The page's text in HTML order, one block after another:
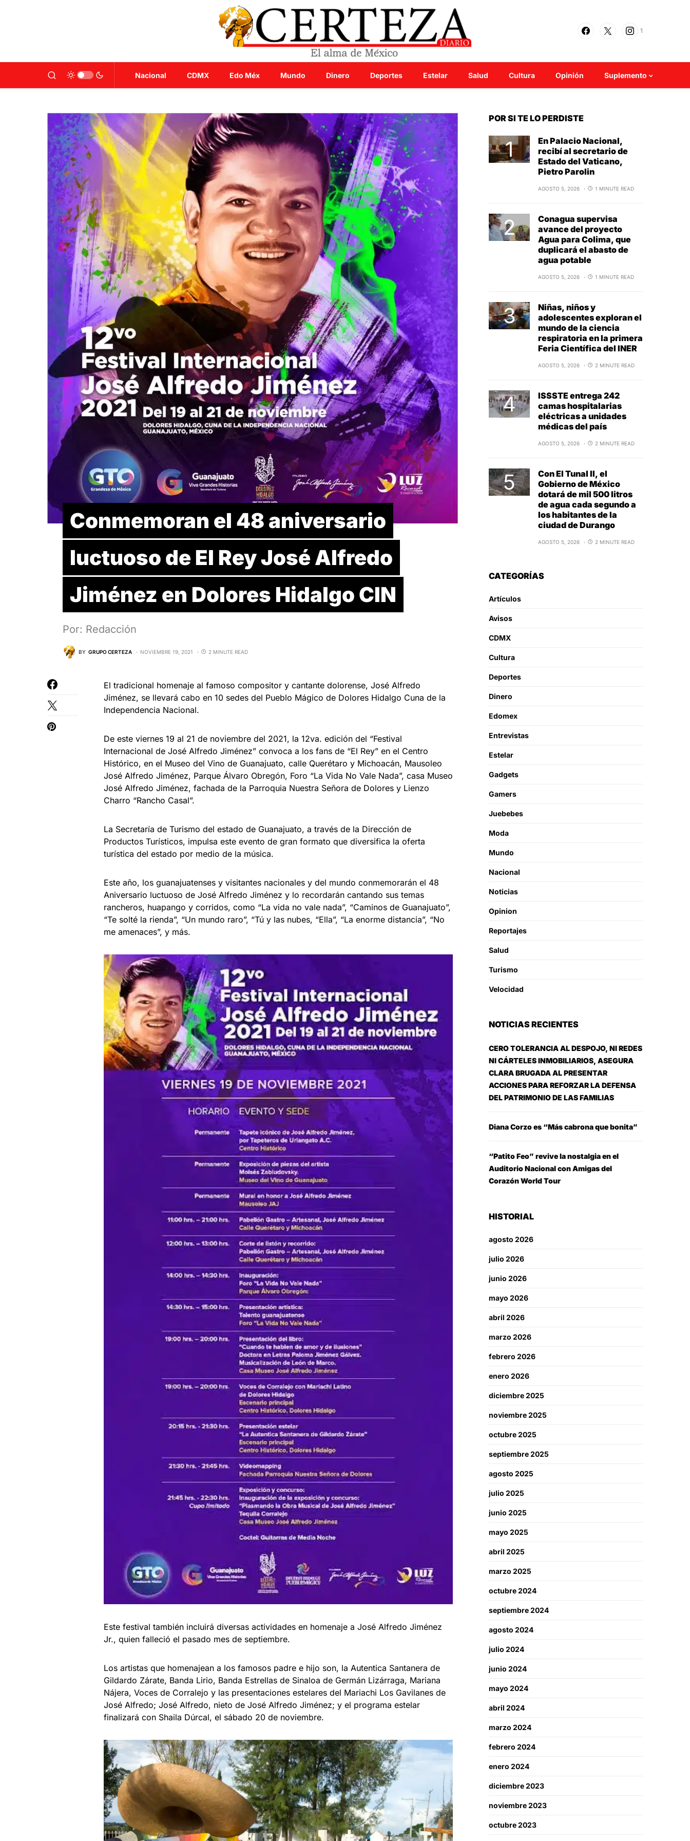
1
Nacional CDMX Edo Méx Mundo Dinero Deportes Estelar Salud Cultura Opinión Suplemento
Conmemoran el 48 aniversario
luctuoso de El Rey José Alfredo
Jiménez en Dolores Hidalgo CIN
Por: Redacción
BY GRUPO CERTEZA NOVIEMBRE 19, 2021 2 MINUTE READ
El tradicional homenaje al famoso compositor y cantante dolorense, José Alfredo
Jiménez, se llevará cabo en 10 sedes del Pueblo Mágico de Dolores Hidalgo Cuna de la
Independencia Nacional.
De este viernes 19 al 21 de noviembre del 2021, la 12va. edición del “Festival
Internacional de José Alfredo Jiménez” convoca a los fans de “El Rey” en el Centro
Histórico, en el Museo del Vino de Guanajuato, calle Querétaro y Michoacán, Mausoleo
José Alfredo Jiménez, Parque Álvaro Obregón, Foro “La Vida No Vale Nada”, casa Museo
José Alfredo Jiménez, fachada de la Parroquia Nuestra Señora de Dolores y Lienzo
Charro “Rancho Casal”.
La Secretaría de Turismo del estado de Guanajuato, a través de la Dirección de
Productos Turísticos, impulsa este evento de gran formato que diversifica la oferta
turística del estado por medio de la música.
Este año, los guanajuatenses y visitantes nacionales y del mundo conmemorarán el 48
Aniversario luctuoso de José Alfredo Jiménez y lo recordarán cantando sus temas
rancheros, huapango y corridos, como “La vida no vale nada”, “Caminos de Guanajuato”,
“Te solté la rienda”, “Un mundo raro”, “Tú y las nubes, “Ella”, “La enorme distancia”, “No
me amenaces”, y más.
Este festival también incluirá diversas actividades en homenaje a José Alfredo Jiménez
Jr., quien falleció el pasado mes de septiembre.
Los artistas que homenajean a los famosos padre e hijo son, la Autentica Santanera de
Gildardo Zárate, Banda Lirio, Banda Estrellas de Sinaloa de Germán Lizárraga, Mariana
Nájera, Voces de Corralejo y las presentaciones estelares del Mariachi Los Gavilanes de
José Alfredo; José Alfredo, nieto de José Alfredo Jiménez; y el programa estelar
finalizará con Shaila Dúrcal, el sábado 20 de noviembre.
POR SI TE LO PERDISTE
En Palacio Nacional,
recibí al secretario de
Estado del Vaticano,
Pietro Parolin
AGOSTO 5, 2026 1 MINUTE READ
Conagua supervisa
avance del proyecto
Agua para Colima, que
duplicará el abasto de
agua potable
AGOSTO 5, 2026 1 MINUTE READ
Niñas, niños y
adolescentes exploran el
mundo de la ciencia
respiratoria en la primera
Feria Científica del INER
AGOSTO 5, 2026 2 MINUTE READ
ISSSTE entrega 242
camas hospitalarias
eléctricas a unidades
médicas del país
AGOSTO 5, 2026 2 MINUTE READ
Con El Tunal II, el
Gobierno de México
dotará de mil 500 litros
de agua cada segundo a
los habitantes de la
ciudad de Durango
AGOSTO 5, 2026 2 MINUTE READ
CATEGORÍAS
Artículos
Avisos
CDMX
Cultura
Deportes
Dinero
Edomex
Entrevistas
Estelar
Gadgets
Gamers
Juebebes
Moda
Mundo
Nacional
Noticias
Opinion
Reportajes
Salud
Turismo
Velocidad
NOTICIAS RECIENTES
CERO TOLERANCIA AL DESPOJO, NI REDES
NI CÁRTELES INMOBILIARIOS, ASEGURA
CLARA BRUGADA AL PRESENTAR
ACCIONES PARA REFORZAR LA DEFENSA
DEL PATRIMONIO DE LAS FAMILIAS
Diana Corzo es “Más cabrona que bonita”
“Patito Feo” revive la nostalgia en el
Auditorio Nacional con Amigas del
Corazón World Tour
HISTORIAL
agosto 2026
julio 2026
junio 2026
mayo 2026
abril 2026
marzo 2026
febrero 2026
enero 2026
diciembre 2025
noviembre 2025
octubre 2025
septiembre 2025
agosto 2025
julio 2025
junio 2025
mayo 2025
abril 2025
marzo 2025
octubre 2024
septiembre 2024
agosto 2024
julio 2024
junio 2024
mayo 2024
abril 2024
marzo 2024
febrero 2024
enero 2024
diciembre 2023
noviembre 2023
octubre 2023